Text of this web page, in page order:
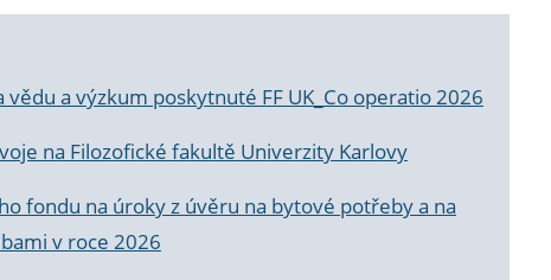
a výzkum poskytnuté FF UK_Co operatio 2026
na Filozofické fakultě Univerzity Karlovy
fondu na úroky z úvěru na bytové potřeby a na
v roce 2026